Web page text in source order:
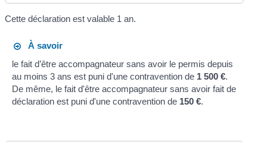
Cette déclaration est valable 1 an.
À savoir
le fait d’être accompagnateur sans avoir le permis depuis
au moins 3 ans est puni d'une contravention de 1 500 €.
De même, le fait d'être accompagnateur sans avoir fait de
déclaration est puni d'une contravention de 150 €.